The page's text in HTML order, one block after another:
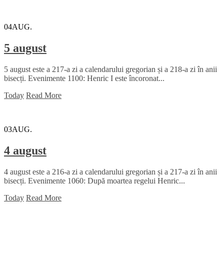
04AUG.
5 august
5 august este a 217-a zi a calendarului gregorian și a 218-a zi în anii
bisecți. Evenimente 1100: Henric I este încoronat...
Today Read More
03AUG.
4 august
4 august este a 216-a zi a calendarului gregorian și a 217-a zi în anii
bisecți. Evenimente 1060: După moartea regelui Henric...
Today Read More